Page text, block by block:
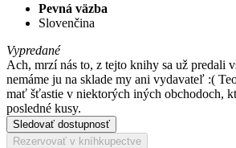
Pevná väzba
Slovenčina
Vypredané
Ach, mrzí nás to, z tejto knihy sa už predali
nemáme ju na sklade my ani vydavateľ :(
mať šťastie v niektorých iných obchodoch,
posledné kusy.
Sledovať dostupnosť
Rezervovať v kníhkupectve